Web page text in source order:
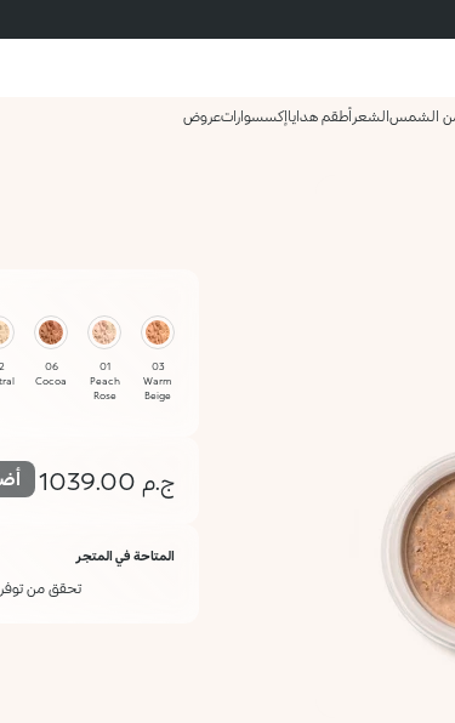
من الشمسالشعر أطقم هداياإكسسواراتعروض
03
Warm
Beige
01
Peach
Rose
06
Cocoa
ج.م 1039.00
المتاحة في المتجر
تحقق من